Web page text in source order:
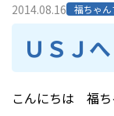
2014.08.16 福ちゃ
ＵＳＪへ
こんにちは 福ち